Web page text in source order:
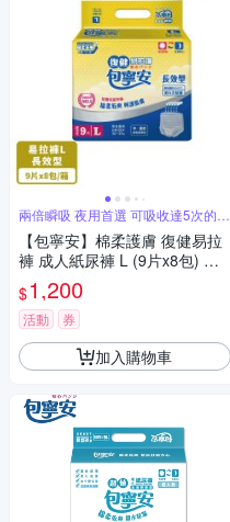
兩倍瞬吸 夜用首選 可吸收達5次的尿
量
【包寧安】棉柔護膚 復健易拉
褲 成人紙尿褲 L (9片x8包) 箱
購
$1,200
活動 券
加入購物車